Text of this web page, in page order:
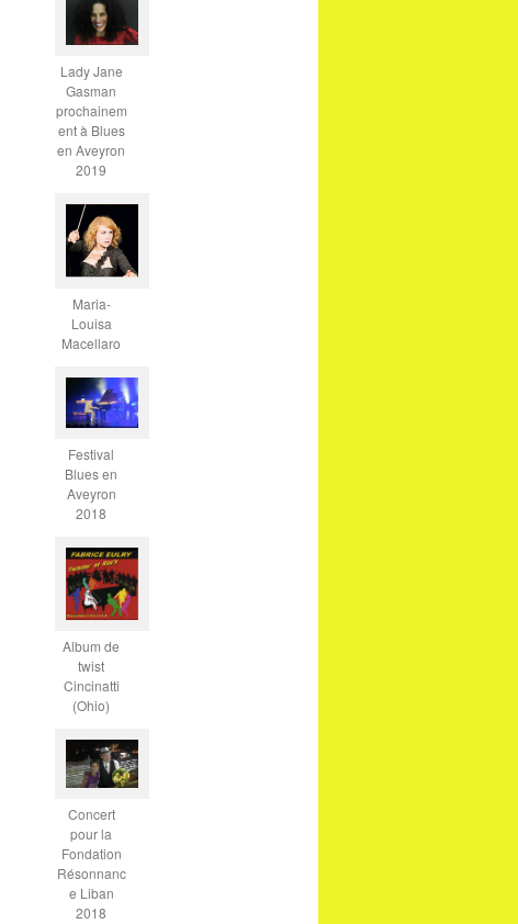
Lady Jane
Gasman
prochainem
ent à Blues
en Aveyron
2019
Maria-
Louisa
Macellaro
Festival
Blues en
Aveyron
2018
Album de
twist
Cincinatti
(Ohio)
Concert
pour la
Fondation
Résonnanc
e Liban
2018